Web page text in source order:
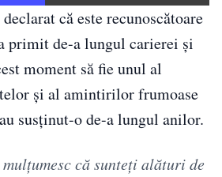
că este recunoscătoare
primit de-a lungul carierei și
moment să fie unul al
și al amintirilor frumoase
susținut-o de-a lungul anilor.
mulțumesc că sunteți alături de